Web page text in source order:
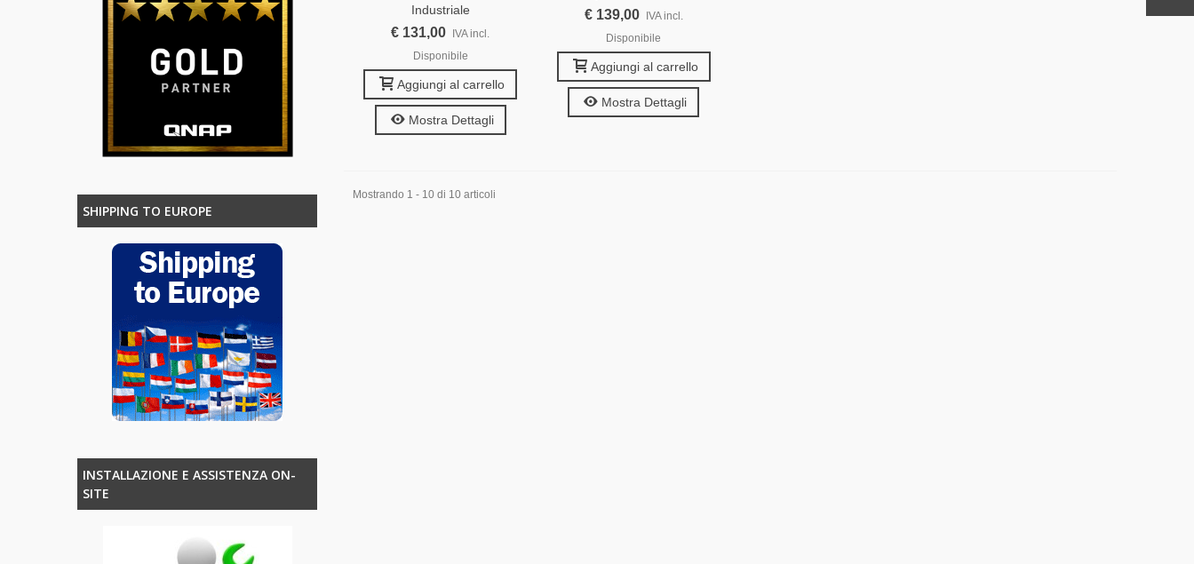
SHIPPING TO EUROPE
INSTALLAZIONE E ASSISTENZA ON-
SITE
Industriale
€ 131,00 IVA incl.
Disponibile
Aggiungi al carrello
Mostra Dettagli
€ 139,00 IVA incl.
Disponibile
Aggiungi al carrello
Mostra Dettagli
Mostrando 1 - 10 di 10 articoli